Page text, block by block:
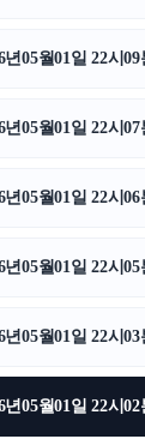
년05월01일 22시
년05월01일 22시
년05월01일 22시
년05월01일 22시
년05월01일 22시
년05월01일 22시